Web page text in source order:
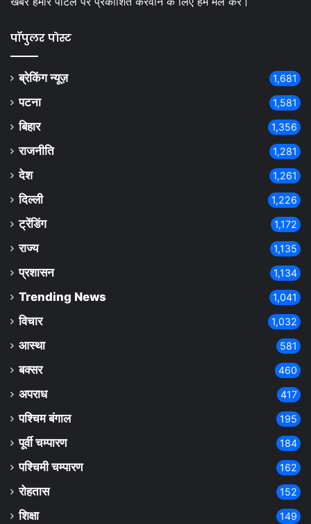
पॉपुलर पोस्ट
ब्रेकिंग न्यूज़ 1,681
पटना 1,581
बिहार 1,356
राजनीति 1,281
देश 1,261
दिल्ली 1,226
ट्रेंडिंग 1,172
राज्य 1,135
प्रशासन 1,134
Trending News 1,041
विचार 1,032
आस्था 581
बक्सर 460
अपराध 417
पश्चिम बंगाल 195
पूर्वी चम्पारण 184
पश्चिमी चम्पारण 162
रोहतास 152
शिक्षा 149